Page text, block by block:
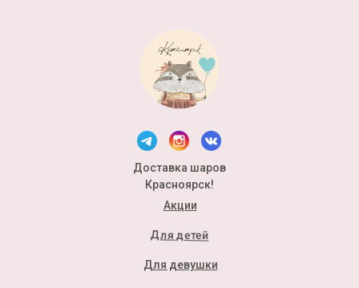
Доставка шаров
Красноярск!
Акции
Для детей
Для девушки